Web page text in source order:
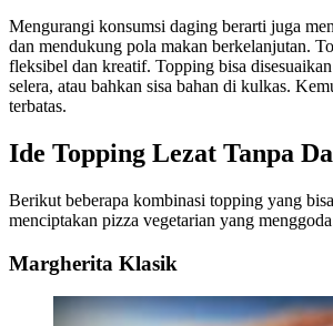
Mengurangi konsumsi daging berarti juga
dan mendukung pola makan berkelanjutan.
fleksibel dan kreatif. Topping bisa
selera, atau bahkan sisa bahan di kulkas.
terbatas.
Ide Topping Lezat Tanpa
Berikut beberapa kombinasi topping yang
menciptakan pizza vegetarian yang
Margherita Klasik